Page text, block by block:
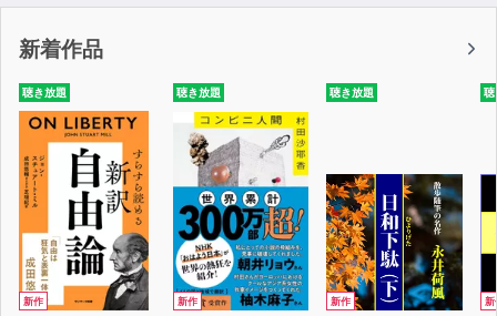
新着作品
聴き放題
新作
聴き放題
新作
聴き放題
新作
聴
新